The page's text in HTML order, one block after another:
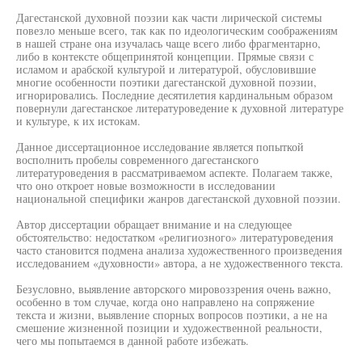
Дагестанской духовной поэзии как части лирической системы
повезло меньше всего, так как по идеологическим соображениям
в нашей стране она изучалась чаще всего либо фрагментарно,
либо в контексте общепринятой концепции. Прямые связи с
исламом и арабской культурой и литературой, обусловившие
многие особенности поэтики дагестанской духовной поэзии,
игнорировались. Последние десятилетия кардинальным образом
повернули дагестанское литературоведение к духовной литературе
и культуре, к их истокам.
Данное диссертационное исследование является попыткой
восполнить пробелы современного дагестанского
литературоведения в рассматриваемом аспекте. Полагаем также,
что оно откроет новые возможности в исследовании
национальной специфики жанров дагестанской духовной поэзии.
Автор диссертации обращает внимание и на следующее
обстоятельство: недостатком «религиозного» литературоведения
часто становится подмена анализа художественного произведения
исследованием «духовности» автора, а не художественного текста.
Безусловно, выявление авторского мировоззрения очень важно,
особенно в том случае, когда оно направлено на сопряжение
текста и жизни, выявление спорных вопросов поэтики, а не на
смешение жизненной позиции и художественной реальности,
чего мы попытаемся в данной работе избежать.